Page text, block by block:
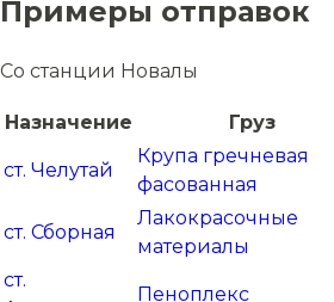
Примеры отправок
Со станции Новалы
Назначение Груз
ст. Челутай
Крупа гречневая
фасованная
ст. Сборная
Лакокрасочные
материалы
ст.
Пеноплекс